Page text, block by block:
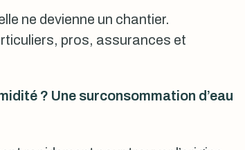
ne devienne un chantier.
pros, assurances et
? Une surconsommation d’eau